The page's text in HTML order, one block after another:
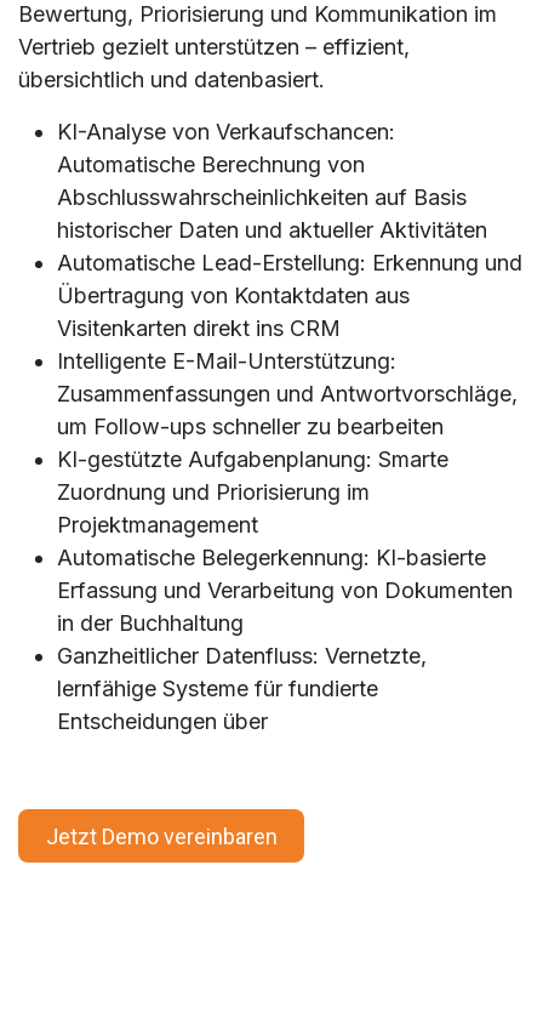
Bewertung, Priorisierung und Kommunikation im
Vertrieb gezielt unterstützen – effizient,
übersichtlich und datenbasiert.
KI-Analyse von Verkaufschancen:
Automatische Berechnung von
Abschlusswahrscheinlichkeiten auf Basis
historischer Daten und aktueller Aktivitäten
Automatische Lead-Erstellung: Erkennung und
Übertragung von Kontaktdaten aus
Visitenkarten direkt ins CRM
Intelligente E-Mail-Unterstützung:
Zusammenfassungen und Antwortvorschläge,
um Follow-ups schneller zu bearbeiten
KI-gestützte Aufgabenplanung: Smarte
Zuordnung und Priorisierung im
Projektmanagement
Automatische Belegerkennung: KI-basierte
Erfassung und Verarbeitung von Dokumenten
in der Buchhaltung
Ganzheitlicher Datenfluss: Vernetzte,
lernfähige Systeme für fundierte
Entscheidungen über
Jetzt Demo vereinbaren